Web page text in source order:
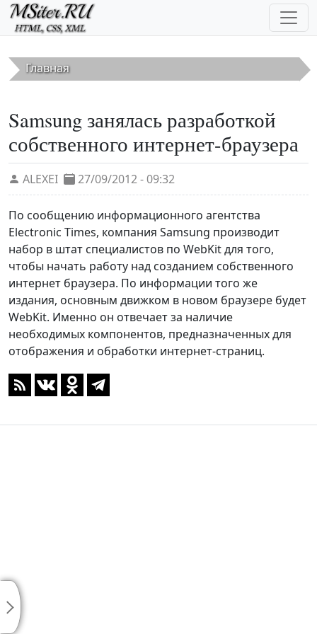
Перейти к основному содержанию
Главная
Samsung занялась разработкой
собственного интернет-браузера
ALEXEI 27/09/2012 - 09:32
По сообщению информационного агентства
Electronic Times, компания Samsung производит
набор в штат специалистов по WebKit для того,
чтобы начать работу над созданием собственного
интернет браузера. По информации того же
издания, основным движком в новом браузере будет
WebKit. Именно он отвечает за наличие
необходимых компонентов, предназначенных для
отображения и обработки интернет-страниц.